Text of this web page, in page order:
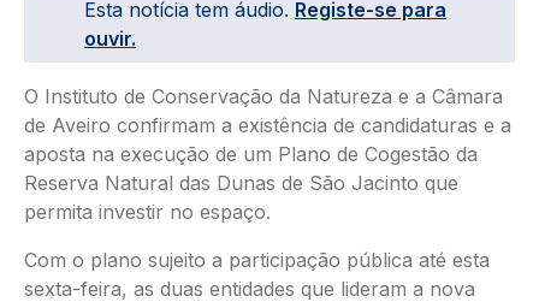
Esta notícia tem áudio. Registe-se para
ouvir.
O Instituto de Conservação da Natureza e a Câmara
de Aveiro confirmam a existência de candidaturas e a
aposta na execução de um Plano de Cogestão da
Reserva Natural das Dunas de São Jacinto que
permita investir no espaço.
Com o plano sujeito a participação pública até esta
sexta-feira, as duas entidades que lideram a nova